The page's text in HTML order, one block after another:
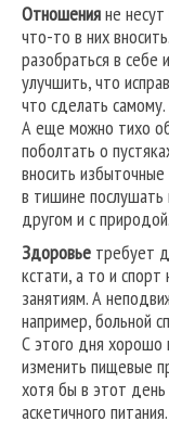
Отношенияне
что-то в них
разобраться в
улучшить, что
что сделать самому.
А еще можно тихо
поболтать о
вносить
в тишине послушать
другом и с природой.
Здоровье требует
кстати, а то и
занятиям. А
например, больной
С этого дня хорошо
изменить пищевые
хотя бы в этот день
аскетичного питания.